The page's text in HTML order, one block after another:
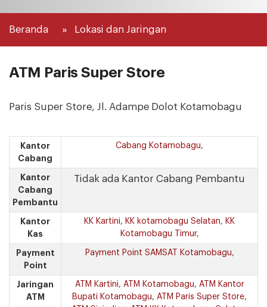
Beranda Lokasi dan Jaringan
ATM Paris Super Store
Paris Super Store, Jl. Adampe Dolot Kotamobagu
Kantor
Cabang
Cabang Kotamobagu,
Kantor
Cabang
Pembantu
Tidak ada Kantor Cabang Pembantu
Kantor
Kas
KK Kartini, KK kotamobagu Selatan, KK
Kotamobagu Timur,
Payment
Point
Payment Point SAMSAT Kotamobagu,
Jaringan
ATM
ATM Kartini, ATM Kotamobagu, ATM Kantor
Bupati Kotamobagu, ATM Paris Super Store,